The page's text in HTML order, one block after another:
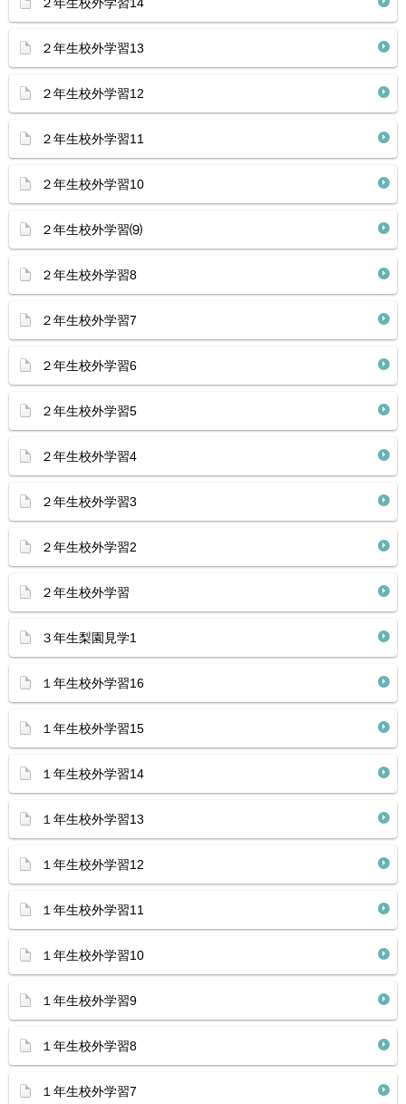
２年生校外学習13
２年生校外学習12
２年生校外学習11
２年生校外学習10
２年生校外学習⑼
２年生校外学習8
２年生校外学習7
２年生校外学習6
２年生校外学習5
２年生校外学習4
２年生校外学習3
２年生校外学習2
２年生校外学習
３年生梨園見学1
１年生校外学習16
１年生校外学習15
１年生校外学習14
１年生校外学習13
１年生校外学習12
１年生校外学習11
１年生校外学習10
１年生校外学習9
１年生校外学習8
１年生校外学習7